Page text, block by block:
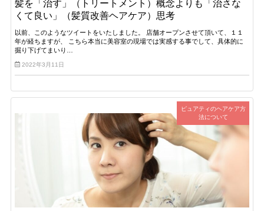
髪を「治す」（トリートメント）概念よりも「治さな
くて良い」（髪質改善ヘアケア）思考
以前、このようなツイートをいたしました。 店舗オープンさせて頂いて、１１
年が経ちますが、 こちら本当に美容室の現場では実感する事でして、具体的に
掘り下げてまいり…
2022年3月11日
ピュアティのヘアケア方
法について